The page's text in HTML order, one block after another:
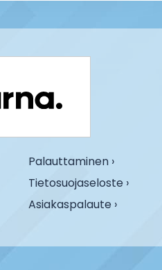
Palauttaminen ›
Tietosuojaseloste ›
Asiakaspalaute ›